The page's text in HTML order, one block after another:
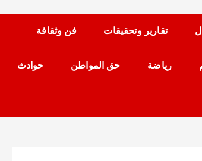
تقارير وتحقيقات فن وثقافة
رياضة حق المواطن حوادث